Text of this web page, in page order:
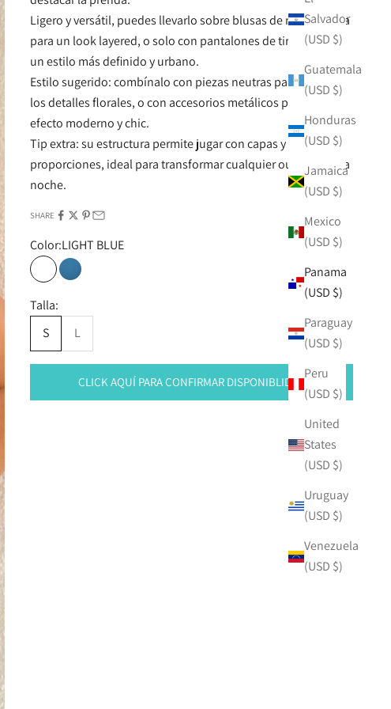
Salvador
(USD $)
Guatemala
(USD $)
Honduras
(USD $)
Jamaica
(USD $)
Mexico
(USD $)
Panama
(USD $)
Paraguay
(USD $)
Peru
(USD $)
United
States
(USD $)
Uruguay
(USD $)
Venezuela
(USD $)
Ligero y versátil, puedes llevarlo sobre blusas de manga larga
para un look layered, o solo con pantalones de tiro alto para
un estilo más definido y urbano.
Estilo sugerido: combínalo con piezas neutras para resaltar
los detalles florales, o con accesorios metálicos para un
efecto moderno y chic.
Tip extra: su estructura permite jugar con capas y
proporciones, ideal para transformar cualquier outfit de día a
noche.
SHARE
Color:LIGHT BLUE
LIGHT BLUE
DARK BLUE
Talla:
S
L
CLICK AQUÍ PARA CONFIRMAR DISPONIBLIDAD